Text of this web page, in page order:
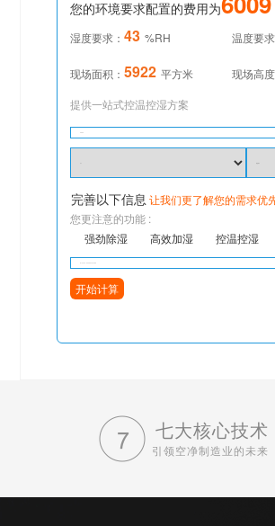
您的环境要求配置的费用为
湿度要求： 72 %RH 温度要求
现场面积： 7395 平方米 现场高度
提供一站式控温控湿方案
完善以下信息 让我们更了解您的需求优
您更注意的功能 :
强劲除湿
高效加湿 控温控湿
开始计算
七大核心技术
引领空净制造业的未来